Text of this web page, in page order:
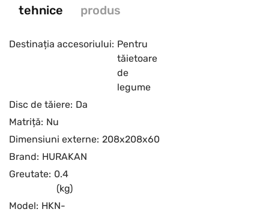
tehnice
produs
Destinația accesoriului: Pentru
tăietoare
de
legume
Disc de tăiere: Da
Matriță: Nu
Dimensiuni externe: 208x208x60
Brand: HURAKAN
Greutate: 0.4
(kg)
Model: HKN-